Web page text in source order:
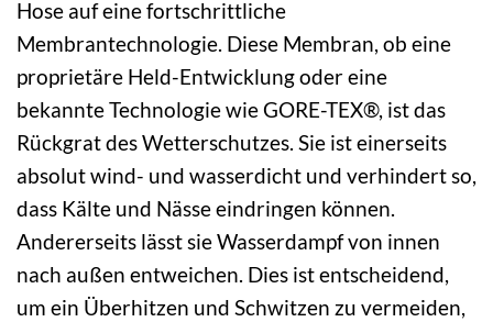
Hose auf eine fortschrittliche
Membrantechnologie. Diese Membran, ob eine
proprietäre Held-Entwicklung oder eine
bekannte Technologie wie GORE-TEX®, ist das
Rückgrat des Wetterschutzes. Sie ist einerseits
absolut wind- und wasserdicht und verhindert so,
dass Kälte und Nässe eindringen können.
Andererseits lässt sie Wasserdampf von innen
nach außen entweichen. Dies ist entscheidend,
um ein Überhitzen und Schwitzen zu vermeiden,